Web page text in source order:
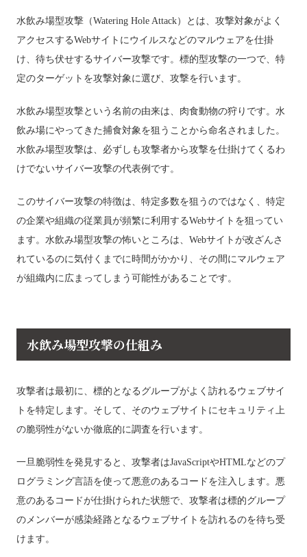
水飲み場型攻撃（Watering Hole Attack）とは、攻撃対象がよく
アクセスするWebサイトにウイルスなどのマルウェアを仕掛
け、待ち伏せするサイバー攻撃です。標的型攻撃の一つで、特
定のターゲットを攻撃対象に選び、攻撃を行います。
水飲み場型攻撃という名前の由来は、肉食動物の狩りです。水
飲み場にやってきた捕食対象を狙うことから命名されました。
水飲み場型攻撃は、必ずしも攻撃者から攻撃を仕掛けてくるわ
けでないサイバー攻撃の代表例です。
このサイバー攻撃の特徴は、特定多数を狙うのではなく、特定
の企業や組織の従業員が頻繁に利用するWebサイトを狙ってい
ます。水飲み場型攻撃の怖いところは、Webサイトが改ざんさ
れているのに気付くまでに時間がかかり、その間にマルウェア
が組織内に広まってしまう可能性があることです。
水飲み場型攻撃の仕組み
攻撃者は最初に、標的となるグループがよく訪れるウェブサイ
トを特定します。そして、そのウェブサイトにセキュリティ上
の脆弱性がないか徹底的に調査を行います。
一旦脆弱性を発見すると、攻撃者はJavaScriptやHTMLなどのプ
ログラミング言語を使って悪意のあるコードを注入します。悪
意のあるコードが仕掛けられた状態で、攻撃者は標的グループ
のメンバーが感染経路となるウェブサイトを訪れるのを待ち受
けます。